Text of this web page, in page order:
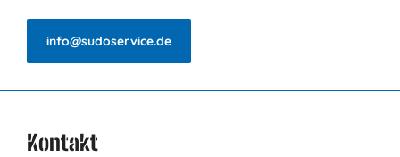
info@sudoservice.de
Kontakt